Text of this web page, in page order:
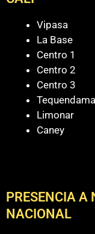
Vipasa
La Base
Centro 1
Centro 2
Centro 3
Tequendama
Limonar
Caney
PRESENCIA A
NACIONAL